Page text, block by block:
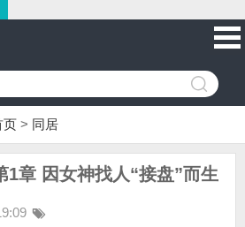
页 > 同居
1章 因女神找人“接盘”而生